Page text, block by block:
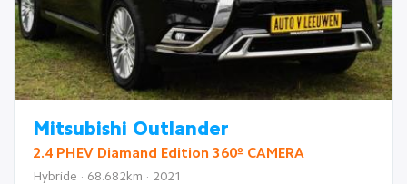
Mitsubishi Outlander
2.4 PHEV Diamand Edition 360º CAMERA
Hybride · 68.682km · 2021